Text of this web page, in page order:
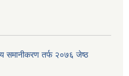
समानीकरण तर्फ २०७६ जेष्ठ